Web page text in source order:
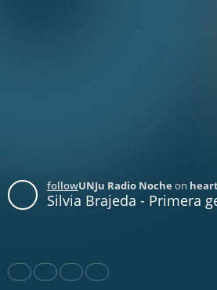
followUNJu Radio Noche on
Silvia Brajeda - Primera generación
Share Like